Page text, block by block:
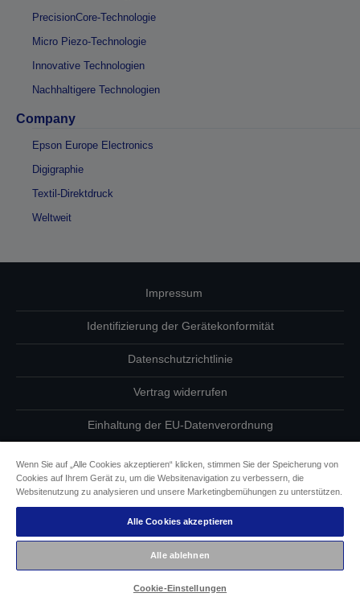
PrecisionCore-Technologie
Micro Piezo-Technologie
Innovative Technologien
Nachhaltigere Technologien
Company
Epson Europe Electronics
Digigraphie
Textil-Direktdruck
Weltweit
Impressum
Identifizierung der Gerätekonformität
Datenschutzrichtlinie
Vertrag widerrufen
Einhaltung der EU-Datenverordnung
Informationen zu Cookies
Epson Engagement für Barrierefreiheit
Copyright © 2026 Seiko Epson
Wenn Sie auf „Alle Cookies akzeptieren“ klicken, stimmen Sie der Speicherung von
Cookies auf Ihrem Gerät zu, um die Websitenavigation zu verbessern, die
Websitenutzung zu analysieren und unsere Marketingbemühungen zu unterstützen.
Alle Cookies akzeptieren
Alle ablehnen
Cookie-Einstellungen